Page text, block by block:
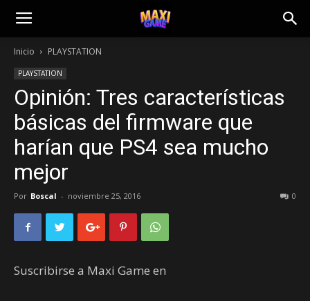
Inicio PLAYSTATION
PLAYSTATION
Opinión: Tres características
básicas del firmware que
harían que PS4 sea mucho
mejor
Por Boscal - noviembre 25, 2016 0
Suscribirse a Maxi Game en